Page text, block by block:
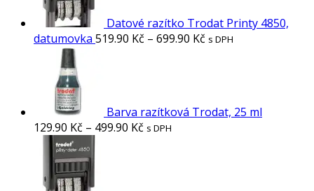
Datové razítko Trodat Printy 4850,
datumovka 519.90 Kč – 699.90 Kč s DPH
Barva razítková Trodat, 25 ml
129.90 Kč – 499.90 Kč s DPH